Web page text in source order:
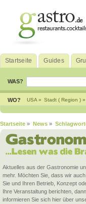
Startseite Guides
WAS?
WO? USA » Stadt ( Region ) »
Startseite » News »
Aktuelles aus der Gastronomie
mehr. Möchten Sie, dass wir
Sie und Ihren Betrieb, Konzept
Ihre Veranstaltung berichten, dann
informieren Sie sich hier über